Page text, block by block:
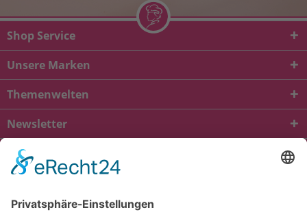
Shop Service
Unsere Marken
Themenwelten
Newsletter
* Alle Preise inkl. gesetzl. Mehrwertsteuer zzgl.
und ggf.
Nachnahmegebühren, wenn nicht anders beschrieben
viba.de